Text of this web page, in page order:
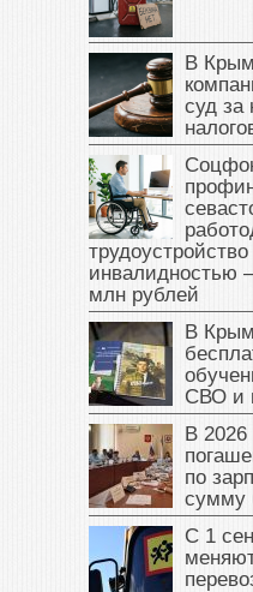
В
суд за
инвалидностью
млн рублей
В
СВО и
В
по
сумму
С 1